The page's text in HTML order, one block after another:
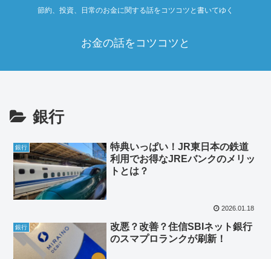
節約、投資、日常のお金に関する話をコツコツと書いてゆく
お金の話をコツコツと
銀行
銀行
特典いっぱい！JR東日本の鉄道
利用でお得なJREバンクのメリッ
トとは？
2026.01.18
銀行
改悪？改善？住信SBIネット銀行
のスマプロランクが刷新！